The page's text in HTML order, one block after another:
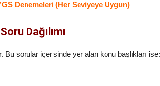
Denemeleri (Her Seviyeye Uygun)
Dağılımı
sorular içerisinde yer alan konu başlıkları ise;